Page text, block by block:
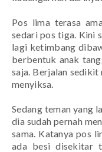
Pos lima terasa
sedari pos tiga. Kini
lagi ketimbang
berbentuk anak
saja. Berjalan sedikit
menyiksa.
Sedang teman yang
dia sudah pernah
sama. Katanya pos
ada besi disekitar